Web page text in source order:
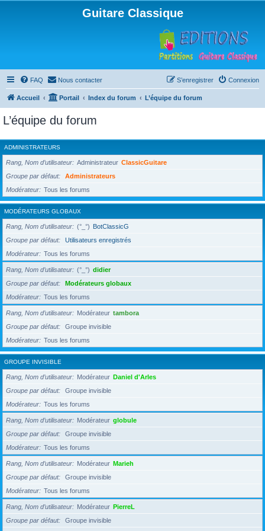
Guitare Classique
FAQ Nous contacter Connexion
S’enregistrer
Accueil Portail Index du forum L’équipe du forum
L’équipe du forum
ADMINISTRATEURS
Rang, Nom d’utilisateur Administrateur ClassicGuitare
Groupe par défaut
Administrateurs
Modérateur
Tous les forums
MODÉRATEURS GLOBAUX
Rang, Nom d’utilisateur (°_°) BotClassicG
Groupe par défaut
Utilisateurs enregistrés
Modérateur
Tous les forums
Rang, Nom d’utilisateur (°_°) didier
Groupe par défaut
Modérateurs globaux
Modérateur
Tous les forums
Rang, Nom d’utilisateur Modérateur tambora
Groupe par défaut
Groupe invisible
Modérateur
Tous les forums
GROUPE INVISIBLE
Rang, Nom d’utilisateur Modérateur Daniel d'Arles
Groupe par défaut
Groupe invisible
Modérateur
Tous les forums
Rang, Nom d’utilisateur Modérateur globule
Groupe par défaut
Groupe invisible
Modérateur
Tous les forums
Rang, Nom d’utilisateur Modérateur Marieh
Groupe par défaut
Groupe invisible
Modérateur
Tous les forums
Rang, Nom d’utilisateur Modérateur PierreL
Groupe par défaut
Groupe invisible